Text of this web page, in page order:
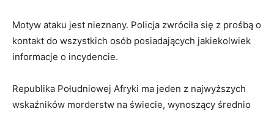
Motyw ataku jest nieznany. Policja zwróciła się z prośbą o
kontakt do wszystkich osób posiadających jakiekolwiek
informacje o incydencie.
Republika Południowej Afryki ma jeden z najwyższych
wskaźników morderstw na świecie, wynoszący średnio